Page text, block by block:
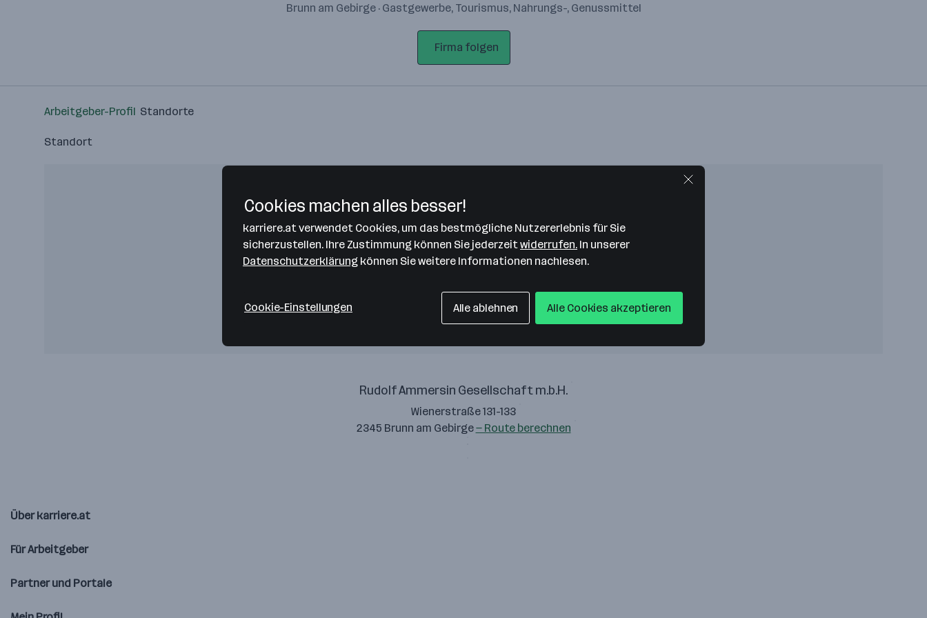
Brunn am Gebirge · Gastgewerbe, Tourismus, Nahrungs-, Genussmittel
Firma folgen
Arbeitgeber-Profil Standorte
Standort
Bitte stimme unseren Cookie-
Richtlinien zu, um diese Karte
anzuzeigen.
Zustimmung geben
Rudolf Ammersin Gesellschaft m.b.H.
Wienerstraße 131-133
2345 Brunn am Gebirge— Route berechnen
Über karriere.at
Für Arbeitgeber
Partner und Portale
Cookies machen alles besser!
karriere.at verwendet Cookies, um das bestmögliche Nutzererlebnis für Sie
sicherzustellen. Ihre Zustimmung können Sie jederzeit widerrufen. In unserer
Datenschutzerklärung können Sie weitere Informationen nachlesen.
Cookie-Einstellungen Alle ablehnen Alle Cookies akzeptieren